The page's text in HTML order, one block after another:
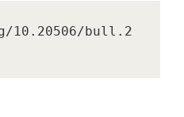
10.20506/bull.2